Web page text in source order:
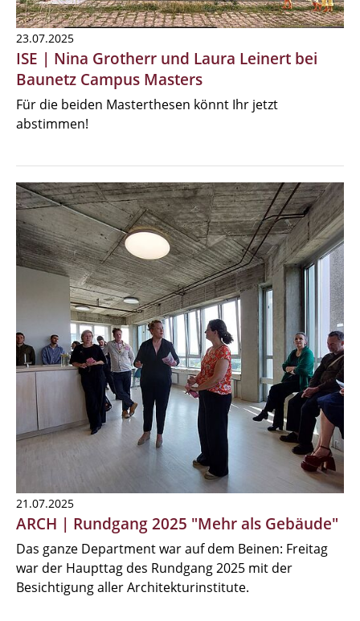
23.07.2025
ISE | Nina Grotherr und Laura Leinert bei
Baunetz Campus Masters
Für die beiden Masterthesen könnt Ihr jetzt
abstimmen!
21.07.2025
ARCH | Rundgang 2025 "Mehr als Gebäude"
Das ganze Department war auf dem Beinen: Freitag
war der Haupttag des Rundgang 2025 mit der
Besichtigung aller Architekturinstitute.